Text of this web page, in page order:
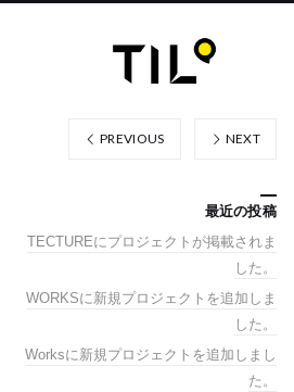
PREVIOUS NEXT
最近の投稿
TECTUREにプロジェクトが掲載されま
した。
WORKSに新規プロジェクトを追加しま
した。
Worksに新規プロジェクトを追加しまし
た。